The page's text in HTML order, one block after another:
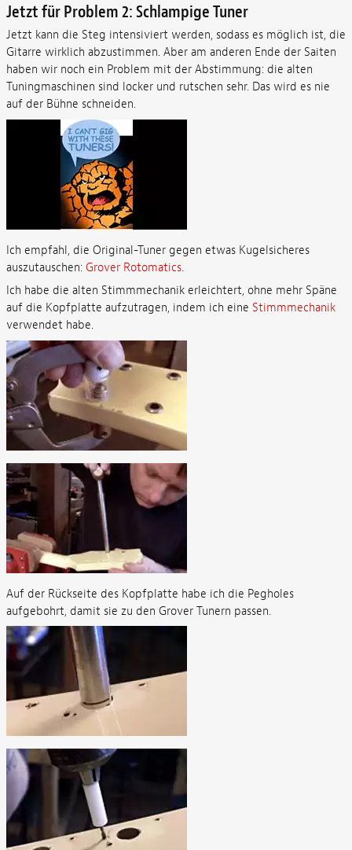
Jetzt für Problem 2: Schlampige Tuner
Jetzt kann die Steg intensiviert werden, sodass es möglich ist, die
Gitarre wirklich abzustimmen. Aber am anderen Ende der Saiten
haben wir noch ein Problem mit der Abstimmung: die alten
Tuningmaschinen sind locker und rutschen sehr. Das wird es nie
auf der Bühne schneiden.
Ich empfahl, die Original-Tuner gegen etwas Kugelsicheres
auszutauschen: Grover Rotomatics.
Ich habe die alten Stimmmechanik erleichtert, ohne mehr Späne
auf die Kopfplatte aufzutragen, indem ich eine Stimmmechanik
verwendet habe.
Auf der Rückseite des Kopfplatte habe ich die Pegholes
aufgebohrt, damit sie zu den Grover Tunern passen.